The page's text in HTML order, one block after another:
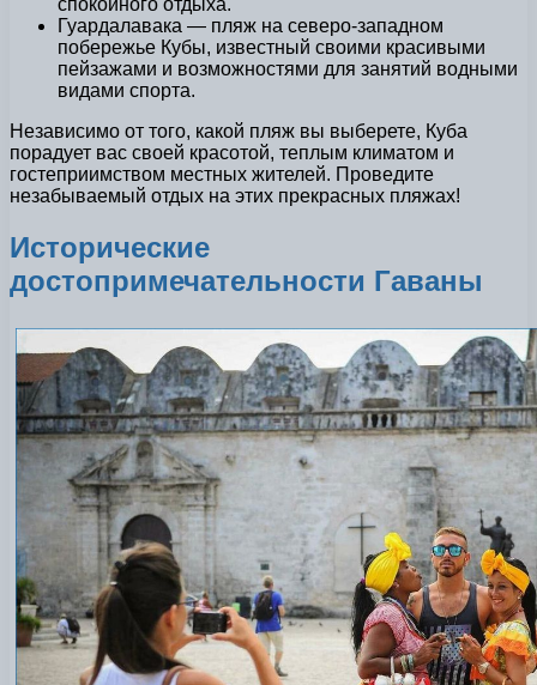
спокойного отдыха.
Гуардалавака — пляж на северо-западном
побережье Кубы, известный своими красивыми
пейзажами и возможностями для занятий водными
видами спорта.
Независимо от того, какой пляж вы выберете, Куба
порадует вас своей красотой, теплым климатом и
гостеприимством местных жителей. Проведите
незабываемый отдых на этих прекрасных пляжах!
Исторические
достопримечательности Гаваны